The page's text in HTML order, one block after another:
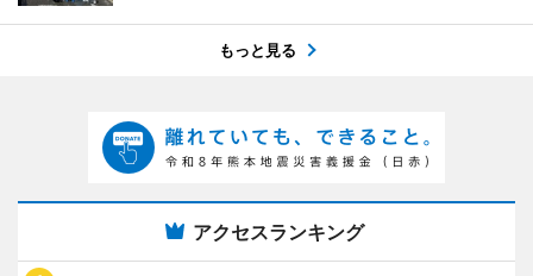
もっと見る
アクセスランキング